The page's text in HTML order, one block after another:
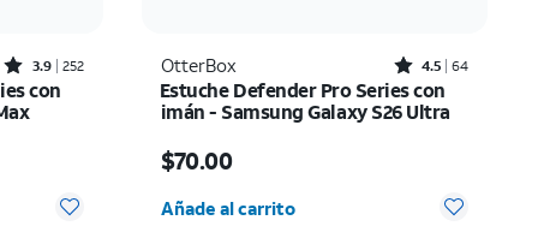
Rated3.9out of 5 stars with252reviews
3.9 252
con
OtterBox Rated4.5out of 5 stars with64reviews
4.5 64
Estuche Defender Pro Series con
imán - Samsung Galaxy S26 Ultra
$70.00
Añade al carrito